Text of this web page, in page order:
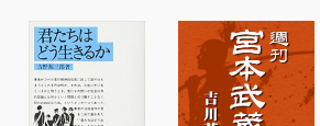
認めてもらえたいのに気持ちをハッ
そんなもどかしい気持ちを持ってい
の人は、